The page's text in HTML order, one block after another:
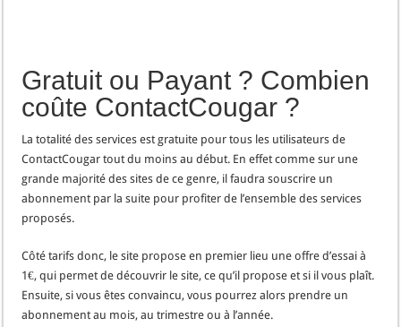
Gratuit ou Payant ? Combien
coûte ContactCougar ?
La totalité des services est gratuite pour tous les utilisateurs de
ContactCougar tout du moins au début. En effet comme sur une
grande majorité des sites de ce genre, il faudra souscrire un
abonnement par la suite pour profiter de l’ensemble des services
proposés.
Côté tarifs donc, le site propose en premier lieu une offre d’essai à
1€, qui permet de découvrir le site, ce qu’il propose et si il vous plaît.
Ensuite, si vous êtes convaincu, vous pourrez alors prendre un
abonnement au mois, au trimestre ou à l’année.